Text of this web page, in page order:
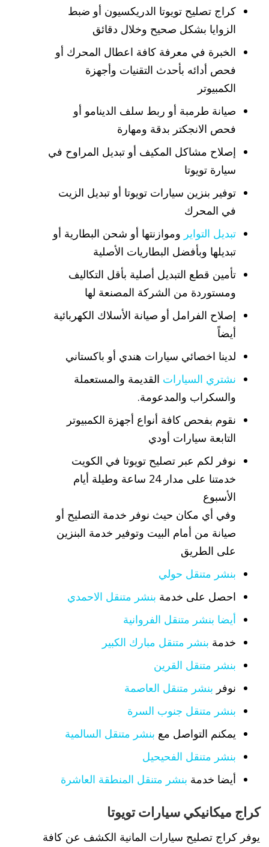
كراج تصليح تويوتا الدريكسيون أو ضبط
الزوايا بشكل صحيح وخلال دقائق
الخبرة في معرفة كافة اعطال المحرك أو
فحص أدائه بأحدث التقنيات وأجهزة
الكمبيوتر
صيانة طرمبة أو ربط سلف الدينامو أو
فحص الانجكتر بدقة ومهارة
إصلاح مشاكل المكيف أو تبديل المراوح في
سيارة تويوتا
توفير بنزين سيارات تويوتا أو تبديل الزيت
في المحرك
تبديل التواير وموازنتها أو شحن البطارية أو
تبديلها وبأفضل البطاريات الأصلية
تأمين قطع التبديل أصلية بأقل التكاليف
ومستوردة من الشركة المصنعة لها
إصلاح الفرامل أو صيانة الأسلاك الكهربائية
أيضاً
لدينا اخصائي سيارات هندي أو باكستاني
نشتري السيارات القديمة والمستعملة
والسكراب والمدعومة.
نقوم بفحص كافة أنواع أجهزة الكمبيوتر
التابعة سيارات أودي
نوفر لكم عبر تصليح تويوتا في الكويت
خدمتنا على مدار 24 ساعة وطيلة أيام
الأسبوع
وفي أي مكان حيث نوفر خدمة التصليح أو
صيانة من أمام البيت وتوفير خدمة البنزين
على الطريق
بنشر متنقل حولي
احصل على خدمة بنشر متنقل الاحمدي
أيضا بنشر متنقل الفروانية
خدمة بنشر متنقل مبارك الكبير
بنشر متنقل القرين
نوفر بنشر متنقل العاصمة
بنشر متنقل جنوب السرة
يمكنم التواصل مع بنشر متنقل السالمية
بنشر متنقل الفحيحيل
أيضا خدمة بنشر متنقل المنطقة العاشرة
كراج ميكانيكي سيارات تويوتا
يوفر كراج تصليح سيارات المانية الكشف عن كافة